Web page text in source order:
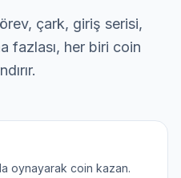
çark, giriş serisi,
fazlası, her biri coin
oynayarak coin kazan.